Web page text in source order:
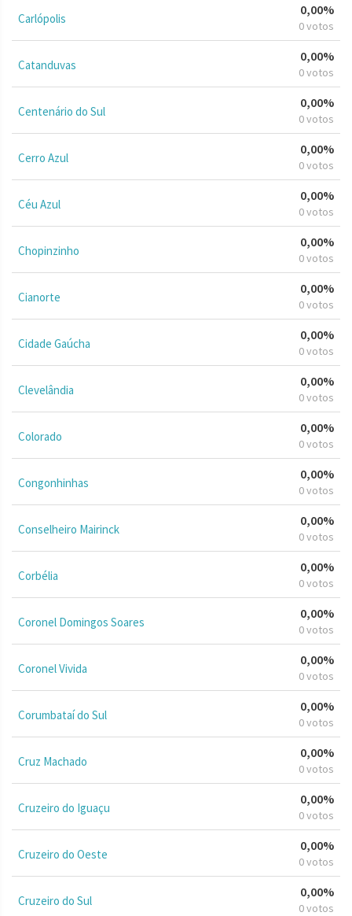
Carlópolis
0,00%
0 votos
Catanduvas
0,00%
0 votos
Centenário do Sul
0,00%
0 votos
Cerro Azul
0,00%
0 votos
Céu Azul
0,00%
0 votos
Chopinzinho
0,00%
0 votos
Cianorte
0,00%
0 votos
Cidade Gaúcha
0,00%
0 votos
Clevelândia
0,00%
0 votos
Colorado
0,00%
0 votos
Congonhinhas
0,00%
0 votos
Conselheiro Mairinck
0,00%
0 votos
Corbélia
0,00%
0 votos
Coronel Domingos Soares
0,00%
0 votos
Coronel Vivida
0,00%
0 votos
Corumbataí do Sul
0,00%
0 votos
Cruz Machado
0,00%
0 votos
Cruzeiro do Iguaçu
0,00%
0 votos
Cruzeiro do Oeste
0,00%
0 votos
Cruzeiro do Sul
0,00%
0 votos